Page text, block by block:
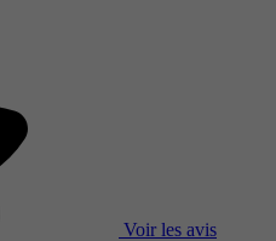
Voir les avis